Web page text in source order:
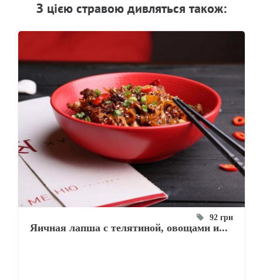
З цiєю стравою дивляться також:
92 грн
Яичная лапша с телятиной, овощами и...